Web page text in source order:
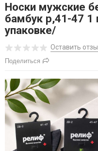
Носки мужские
бамбук р,41-47 1
упаковке/
Оставить
Поделиться